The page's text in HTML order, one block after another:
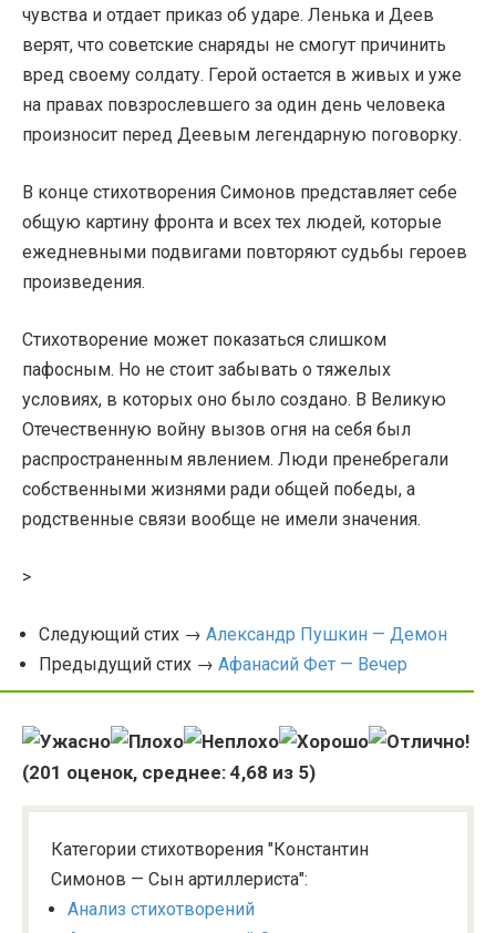
чувства и отдает приказ об ударе. Ленька и Деев
верят, что советские снаряды не смогут причинить
вред своему солдату. Герой остается в живых и уже
на правах повзрослевшего за один день человека
произносит перед Деевым легендарную поговорку.
В конце стихотворения Симонов представляет себе
общую картину фронта и всех тех людей, которые
ежедневными подвигами повторяют судьбы героев
произведения.
Стихотворение может показаться слишком
пафосным. Но не стоит забывать о тяжелых
условиях, в которых оно было создано. В Великую
Отечественную войну вызов огня на себя был
распространенным явлением. Люди пренебрегали
собственными жизнями ради общей победы, а
родственные связи вообще не имели значения.
>
Следующий стих → Александр Пушкин — Демон
Предыдущий стих → Афанасий Фет — Вечер
(201 оценок, среднее: 4,68 из 5)
Категории стихотворения "Константин
Симонов — Сын артиллериста":
Анализ стихотворений